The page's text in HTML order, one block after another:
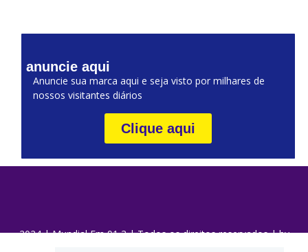
anuncie aqui
Anuncie sua marca aqui e seja visto por milhares de
nossos visitantes diários
Clique aqui
2024 | Mundial Fm 91,3 | Todos os direitos reservados | by